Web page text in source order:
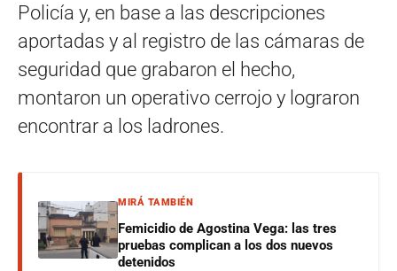
Policía y, en base a las descripciones
aportadas y al registro de las cámaras de
seguridad que grabaron el hecho,
montaron un operativo cerrojo y lograron
encontrar a los ladrones.
MIRÁ TAMBIÉN
Femicidio de Agostina Vega: las tres
pruebas complican a los dos nuevos
detenidos